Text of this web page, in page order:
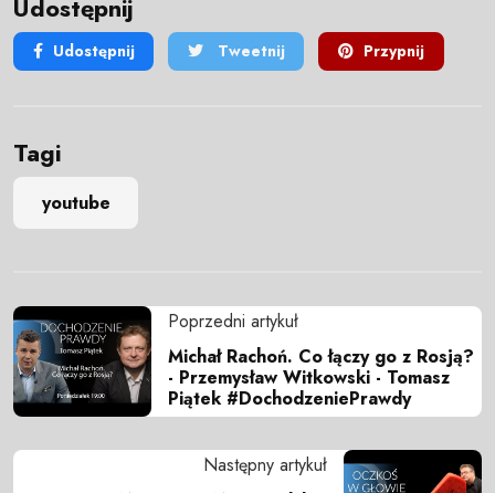
Udostępnij
Udostępnij Tweetnij Przypnij
Tagi
youtube
Poprzedni artykuł
Michał Rachoń. Co łączy go z Rosją?
- Przemysław Witkowski - Tomasz
Piątek #DochodzeniePrawdy
Następny artykuł